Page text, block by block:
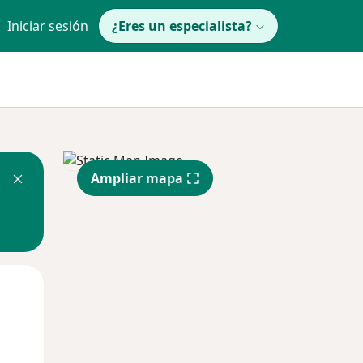
Iniciar sesión ¿Eres un especialista?
Ampliar mapa